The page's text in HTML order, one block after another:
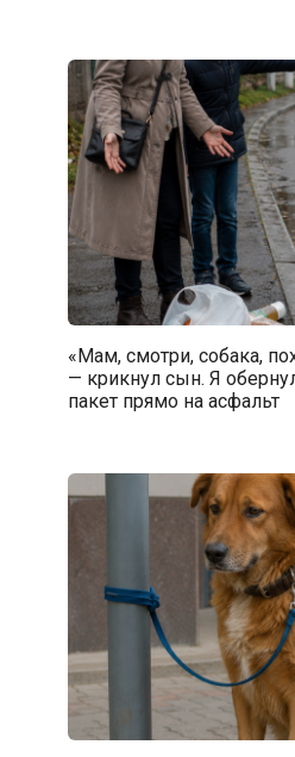
«Мам, смотри, собака,
— крикнул сын. Я
пакет прямо на асфальт